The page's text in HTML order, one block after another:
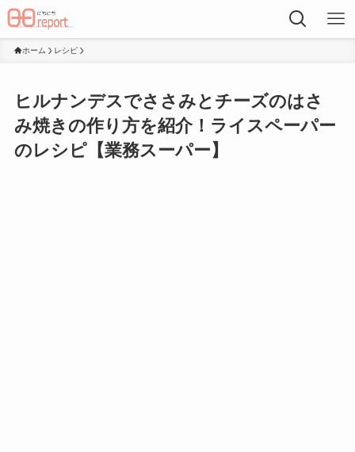
ホーム レシピ
ヒルナンデスでささみとチーズのはさ
み焼きの作り方を紹介！ライスペーパー
のレシピ【業務スーパー】